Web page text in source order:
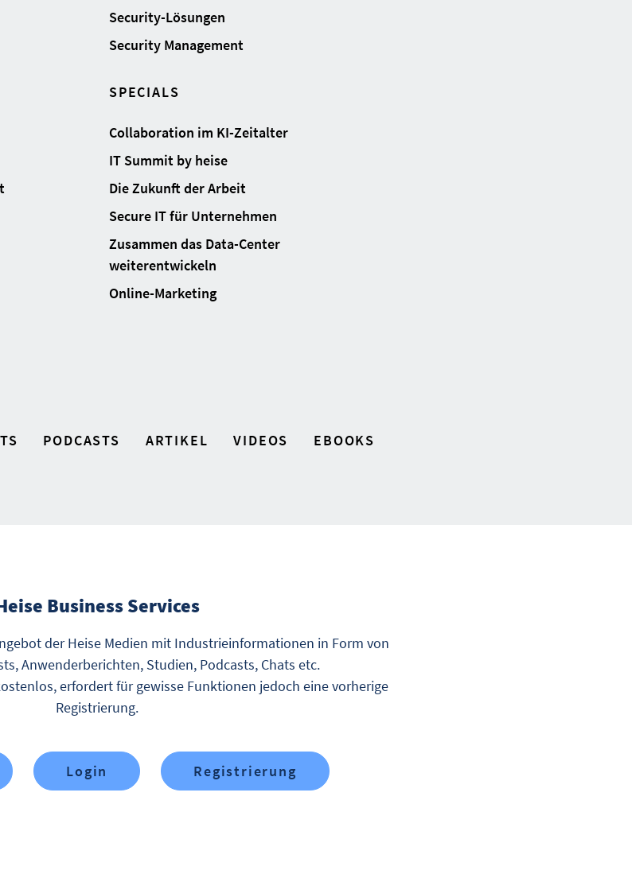
Security-Lösungen
Security Management
SPECIALS
Collaboration im KI-Zeitalter
IT Summit by heise
Die Zukunft der Arbeit
Secure IT für Unternehmen
Zusammen das Data-Center
weiterentwickeln
Online-Marketing
PODCASTS ARTIKEL VIDEOS EBOOKS
Business Services
der Heise Medien mit Industrieinformationen in Form von
Anwenderberichten, Studien, Podcasts, Chats etc.
erfordert für gewisse Funktionen jedoch eine vorherige
Registrierung.
Login Registrierung